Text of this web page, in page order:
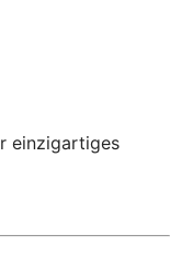
einzigartiges